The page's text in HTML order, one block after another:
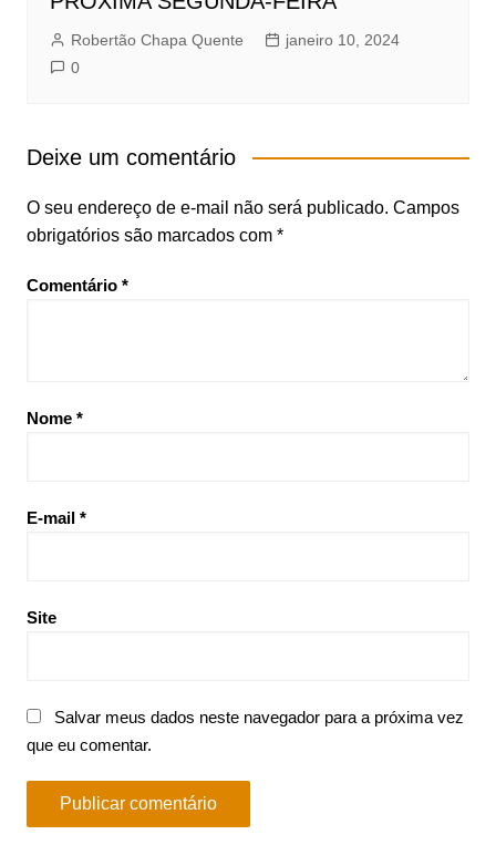
Robertão Chapa Quente
janeiro 10, 2024
0
Deixe um comentário
O seu endereço de e-mail não será publicado. Campos
obrigatórios são marcados com *
Comentário *
Nome *
E-mail *
Site
Salvar meus dados neste navegador para a próxima vez
que eu comentar.